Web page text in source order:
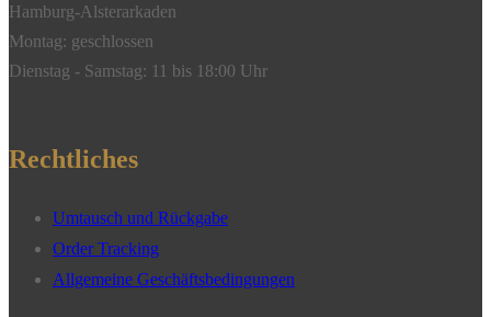
Hamburg-Alsterarkaden
Montag: geschlossen
Dienstag - Samstag: 11 bis 18:00 Uhr
Rechtliches
Umtausch und Rückgabe
Order Tracking
Allgemeine Geschäftsbedingungen